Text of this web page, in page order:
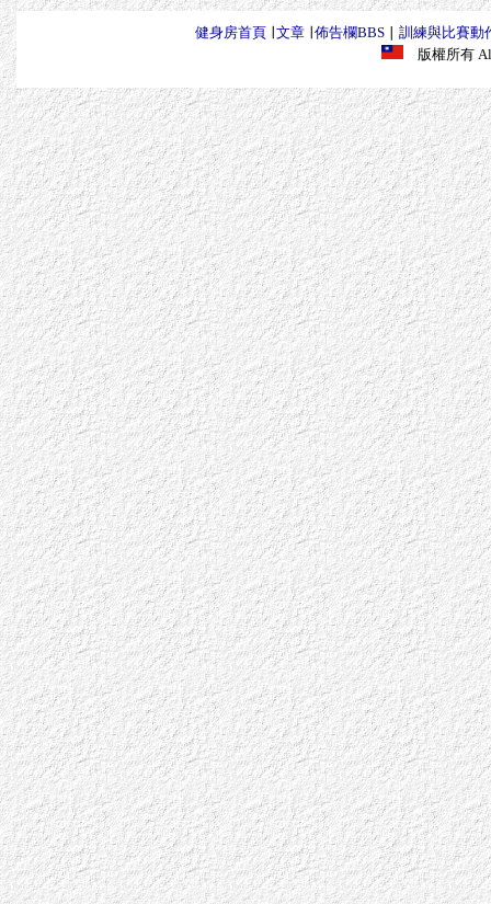
健身房首頁∣ 文章∣ 佈告欄BBS∣ 訓練與比賽動
版權所有